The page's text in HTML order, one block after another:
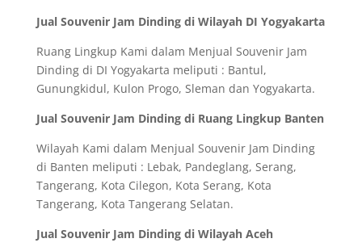
Jual Souvenir Jam Dinding di Wilayah DI Yogyakarta
Ruang Lingkup Kami dalam Menjual Souvenir Jam
Dinding di DI Yogyakarta meliputi : Bantul,
Gunungkidul, Kulon Progo, Sleman dan Yogyakarta.
Jual Souvenir Jam Dinding di Ruang Lingkup Banten
Wilayah Kami dalam Menjual Souvenir Jam Dinding
di Banten meliputi : Lebak, Pandeglang, Serang,
Tangerang, Kota Cilegon, Kota Serang, Kota
Tangerang, Kota Tangerang Selatan.
Jual Souvenir Jam Dinding di Wilayah Aceh